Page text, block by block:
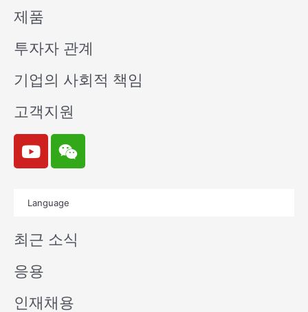
제품
투자자 관계
기업의 사회적 책임
고객지원
Y
o
u
e
W
e
i
n
Language
최근 소식
응용
인재채용